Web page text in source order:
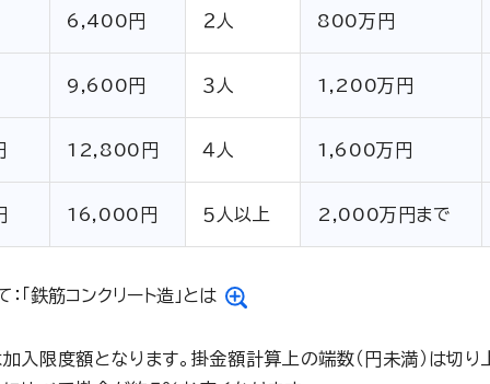
6,400円 ２人 800万円
9,600円 ３人 1,200万円
12,800円 ４人 1,600万円
16,000円 ５人以上 2,000万円まで
「鉄筋コンクリート造」とは
入限度額となります。掛金額計算上の端数（円未満）は切り